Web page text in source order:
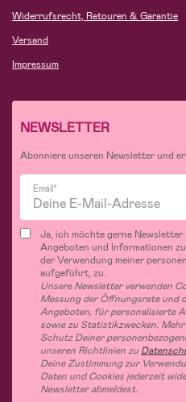
Widerrufsrecht, Retouren & Garantie
Versand
Impressum
NEWSLETTER
Abonniere unseren Newsletter und
Email*
Ja, ich möchte gerne
Angeboten und Informationen
der Verwendung meiner
aufgeführt, zu.
Unsere Newsletter verwenden
Messung der Öffnungsrate und
Angeboten, für personalisierte
sowie zu Statistikzwecken.
Schutz Deiner
unseren Richtlinien zu
Deine Zustimmung zur
Daten und Cookies jederzeit
Newsletter abmeldest.